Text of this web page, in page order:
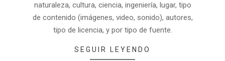
naturaleza, cultura, ciencia, ingeniería, lugar, tipo
de contenido (imágenes, video, sonido), autores,
tipo de licencia, y por tipo de fuente.
SEGUIR LEYENDO